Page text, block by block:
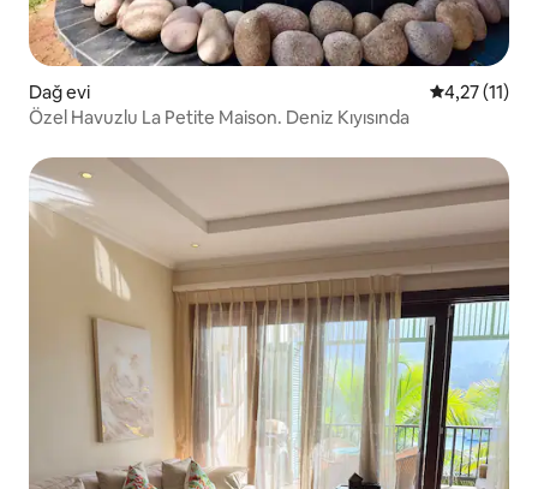
Dağ evi 5 üzerinden
4,27 (11)
Özel Havuzlu La Petite Maison. Deniz Kıyısında